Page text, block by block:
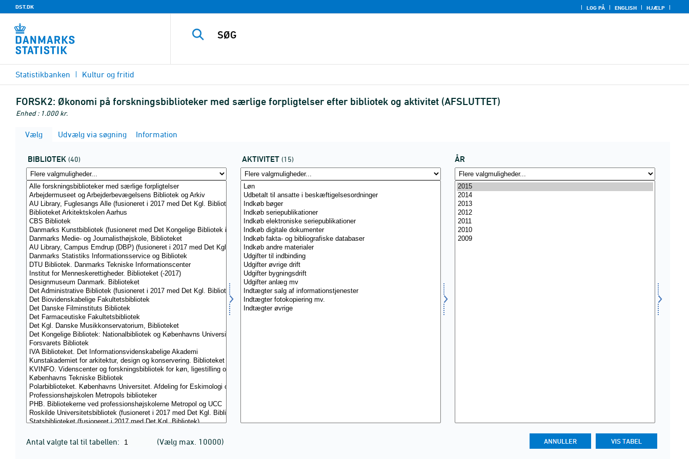
DST.DK LOG PÅ ENGLISH HJÆLP
Statistikbanken Kultur og fritid
FORSK2: Økonomi på forskningsbiblioteker med særlige forpligtelser efter bibliotek og aktivitet (AFSLUTTET)
Enhed : 1.000 kr.
Vælg Udvælg via søgning Information
BIBLIOTEK (40) AKTIVITET (15) ÅR
Antal valgte tal til tabellen: (Vælg max. 10000)